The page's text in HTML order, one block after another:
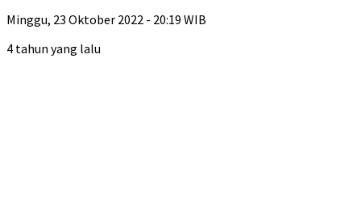
Minggu, 23 Oktober 2022 - 20:19 WIB
4 tahun yang lalu